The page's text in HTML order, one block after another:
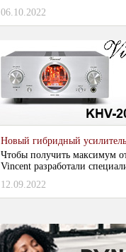
06.10.2022
Новый гибридный
Чтобы получить максимум
Vincent разработали
12.09.2022